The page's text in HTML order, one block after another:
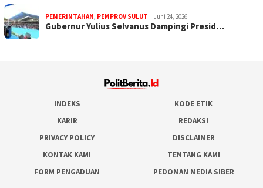
PEMERINTAHAN PEMPROV SULUT Juni 24, 2026
Gubernur Yulius Selvanus Dampingi Presid…
INDEKS
KODE ETIK
KARIR
REDAKSI
PRIVACY POLICY
DISCLAIMER
KONTAK KAMI
TENTANG KAMI
FORM PENGADUAN
PEDOMAN MEDIA SIBER